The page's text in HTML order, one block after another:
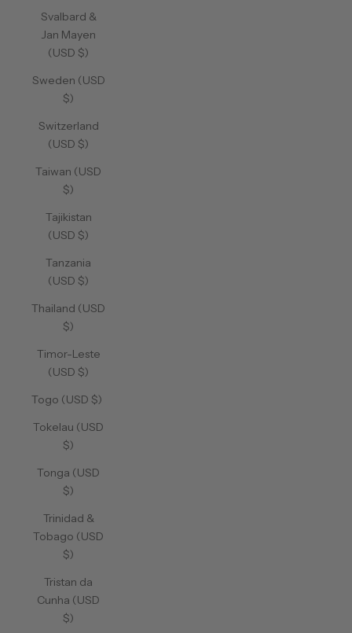
Svalbard &
Jan Mayen
(USD $)
Sweden (USD
$)
Switzerland
(USD $)
Taiwan (USD
$)
Tajikistan
(USD $)
Tanzania
(USD $)
Thailand (USD
$)
Timor-Leste
(USD $)
Togo (USD $)
Tokelau (USD
$)
Tonga (USD
$)
Trinidad &
Tobago (USD
$)
Tristan da
Cunha (USD
$)